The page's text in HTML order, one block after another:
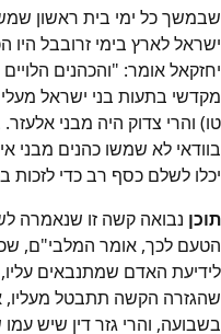
שבמשך כל ימי בית ראשון
ישראל לארץ בימי זרובבל היו
יחזקאל אומר: "והכהנים
מקדשי בתעות בני ישראל
טו) והרי צדוק היה מבני
בוודאי לא שמשו כהנים מבני
יכלו לשלם כסף רב כדי לזכות
תוכן נבואה קשה זו שנאמרה
הטעם לכך, אומר המלבי"ם,
לידיעת האדם שמתנבאים
שהגזרה הקשה תתבטל מעליו,
בשבועה, והרי גזר דין שיש